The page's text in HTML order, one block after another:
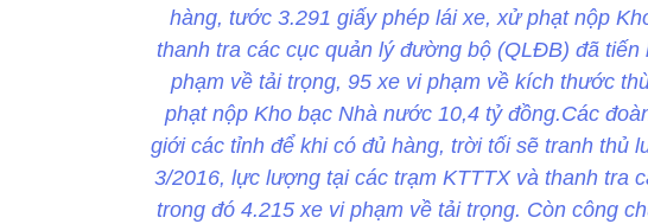
hàng, tước 3.291 giấy phép lái xe, xử phạt nộp
thanh tra các cục quản lý đường bộ (QLĐB) đã
phạm về tải trọng, 95 xe vi phạm về kích thước
phạt nộp Kho bạc Nhà nước 10,4 tỷ đồng.Các
giới các tỉnh để khi có đủ hàng, trời tối sẽ tranh thủ
3/2016, lực lượng tại các trạm KTTTX và thanh tra
trong đó 4.215 xe vi phạm về tải trọng. Còn công